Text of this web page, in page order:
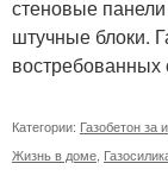
стеновые
штучные блоки.
Категории: Газобетон за и
Жизнь в доме,